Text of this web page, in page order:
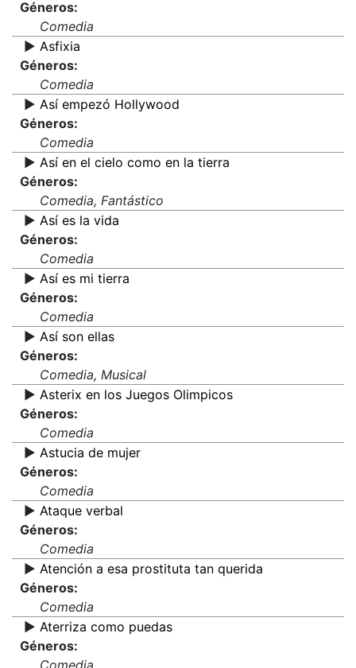
Géneros:
Comedia
▶️ Asfixia
Géneros:
Comedia
▶️ Así empezó Hollywood
Géneros:
Comedia
▶️ Así en el cielo como en la tierra
Géneros:
Comedia, Fantástico
▶️ Así es la vida
Géneros:
Comedia
▶️ Así es mi tierra
Géneros:
Comedia
▶️ Así son ellas
Géneros:
Comedia, Musical
▶️ Asterix en los Juegos Olimpicos
Géneros:
Comedia
▶️ Astucia de mujer
Géneros:
Comedia
▶️ Ataque verbal
Géneros:
Comedia
▶️ Atención a esa prostituta tan querida
Géneros:
Comedia
▶️ Aterriza como puedas
Géneros:
Comedia